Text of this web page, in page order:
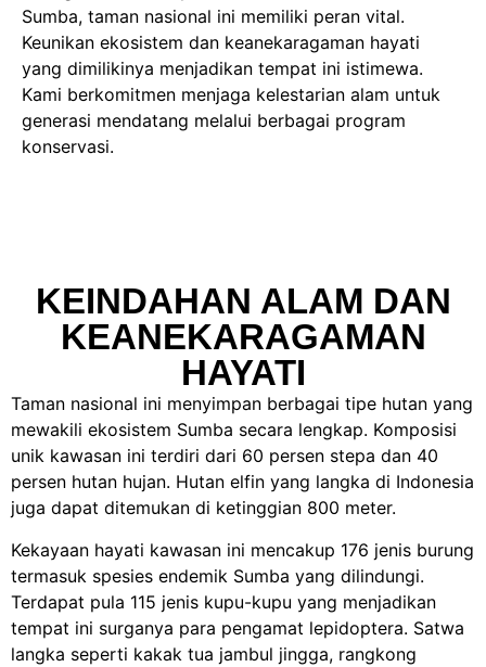
Sumba, taman nasional ini memiliki peran vital.
Keunikan ekosistem dan keanekaragaman hayati
yang dimilikinya menjadikan tempat ini istimewa.
Kami berkomitmen menjaga kelestarian alam untuk
generasi mendatang melalui berbagai program
konservasi.
KEINDAHAN ALAM DAN
KEANEKARAGAMAN
HAYATI
Taman nasional ini menyimpan berbagai tipe hutan yang
mewakili ekosistem Sumba secara lengkap. Komposisi
unik kawasan ini terdiri dari 60 persen stepa dan 40
persen hutan hujan. Hutan elfin yang langka di Indonesia
juga dapat ditemukan di ketinggian 800 meter.
Kekayaan hayati kawasan ini mencakup 176 jenis burung
termasuk spesies endemik Sumba yang dilindungi.
Terdapat pula 115 jenis kupu-kupu yang menjadikan
tempat ini surganya para pengamat lepidoptera. Satwa
langka seperti kakak tua jambul jingga, rangkong